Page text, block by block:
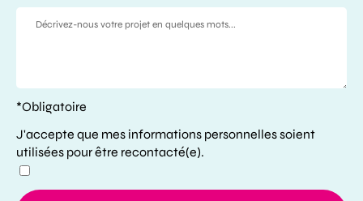
*Obligatoire
J'accepte que mes informations personnelles soient
utilisées pour être recontacté(e).